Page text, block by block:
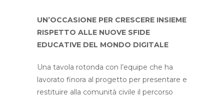
UN’OCCASIONE PER CRESCERE INSIEME
RISPETTO ALLE NUOVE SFIDE
EDUCATIVE DEL MONDO DIGITALE
Una tavola rotonda con l’equipe che ha
lavorato finora al progetto per presentare e
restituire alla comunità civile il percorso